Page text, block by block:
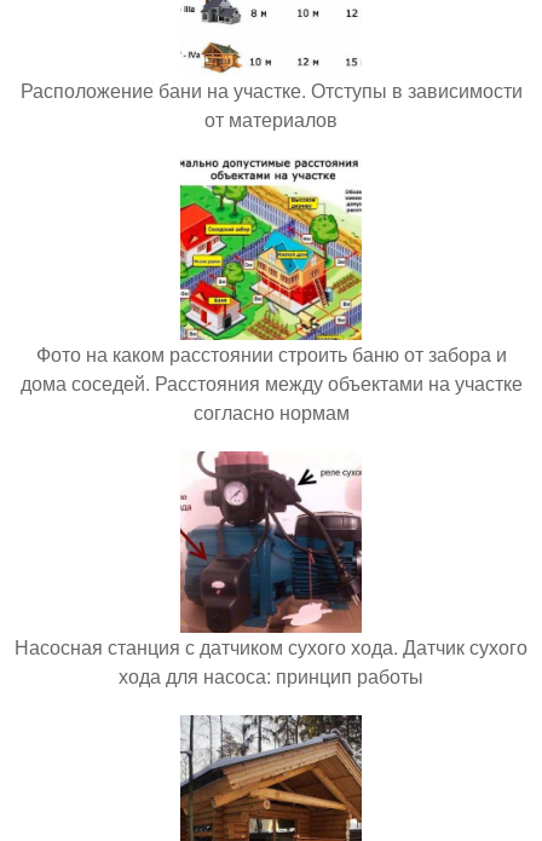
Расположение бани на участке. Отступы в зависимости
от материалов
Фото на каком расстоянии строить баню от забора и
дома соседей. Расстояния между объектами на участке
согласно нормам
Насосная станция с датчиком сухого хода. Датчик сухого
хода для насоса: принцип работы